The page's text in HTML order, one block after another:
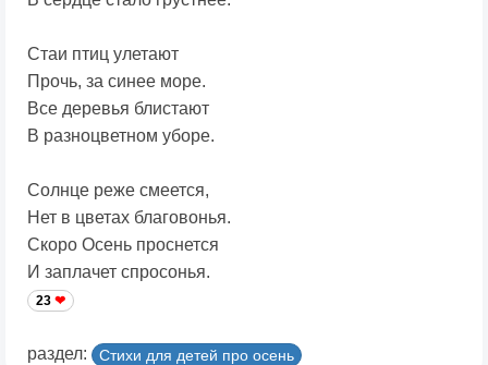
Стаи птиц улетают
Прочь, за синее море.
Все деревья блистают
В разноцветном уборе.
Солнце реже смеется,
Нет в цветах благовонья.
Скоро Осень проснется
И заплачет спросонья.
23
раздел: Стихи для детей про осень